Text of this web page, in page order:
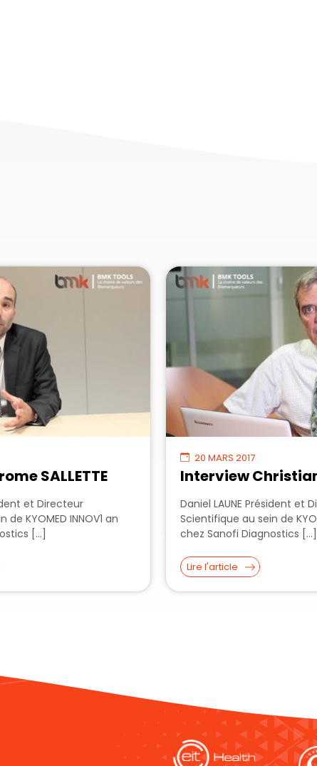
SALLETTE
et Directeur
KYOMED INNOV1 an
[…]
20 MARS 2017
Interview
Daniel LAUNE Président et
Scientifique au sein de
chez Sanofi Diagnostics […]
Lire l'article